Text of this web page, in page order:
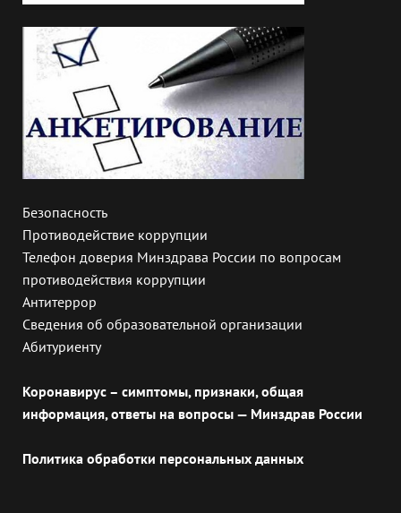
Безопасность
Противодействие коррупции
Телефон доверия Минздрава России по вопросам
противодействия коррупции
Антитеррор
Сведения об образовательной организации
Абитуриенту
Коронавирус – симптомы, признаки, общая
информация, ответы на вопросы — Минздрав России
Политика обработки персональных данных